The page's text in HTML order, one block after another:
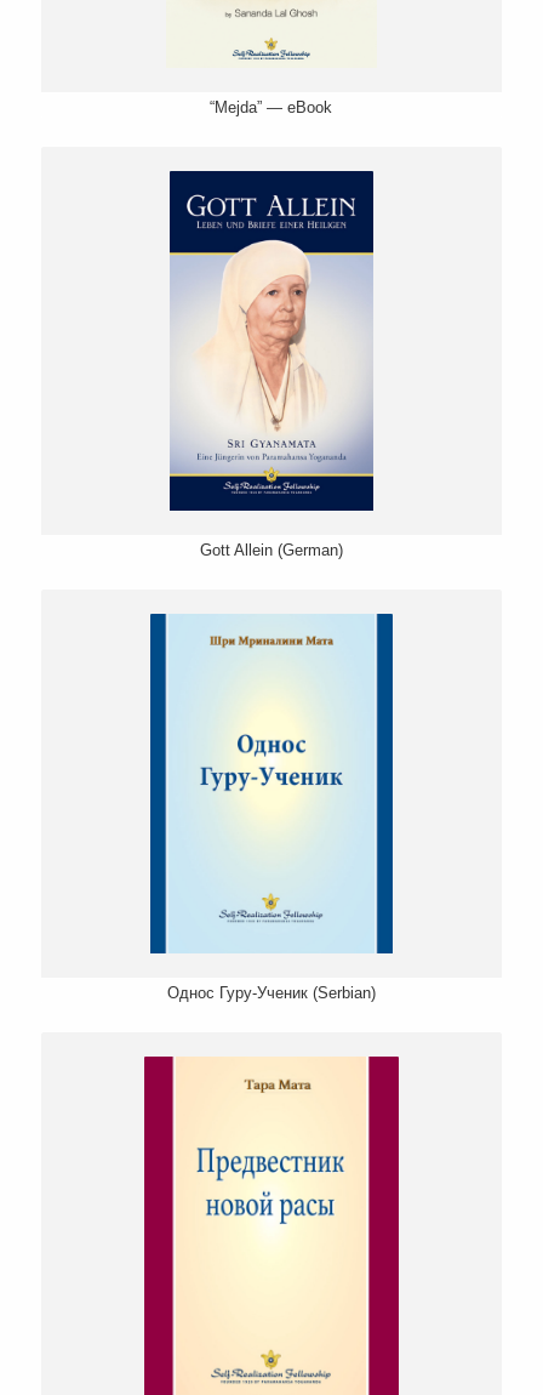
“Mejda” — eBook
Gott Allein (German)
Однос Гуру-Ученик (Serbian)